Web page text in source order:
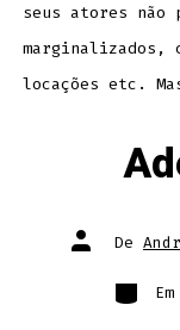
seus atores não
marginalizados,
locações etc.
Autor
do De
Em